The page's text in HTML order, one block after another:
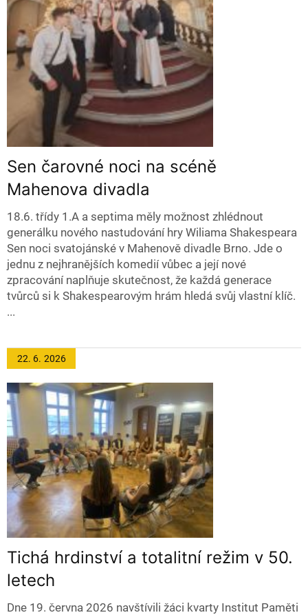
Sen čarovné noci na scéně
Mahenova divadla
18.6. třídy 1.A a septima měly možnost zhlédnout
generálku nového nastudování hry Wiliama Shakespeara
Sen noci svatojánské v Mahenově divadle Brno. Jde o
jednu z nejhranějších komedií vůbec a její nové
zpracování naplňuje skutečnost, že každá generace
tvůrců si k Shakespearovým hrám hledá svůj vlastní klíč.
...
22. 6. 2026
Tichá hrdinství a totalitní režim v 50.
letech
Dne 19. června 2026 navštívili žáci kvarty Institut Paměti